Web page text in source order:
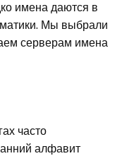
имена даются в
Мы выбрали
серверам имена
часто
алфавит